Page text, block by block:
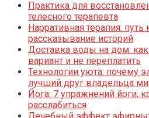
Практика для
телесного терапевта
Нарративная терапия:
рассказывание историй
Доставка воды на дом:
вариант и не переплатить
Технологии уюта: почему
лучший друг владельца
Йога: 7 упражнений йоги,
расслабиться